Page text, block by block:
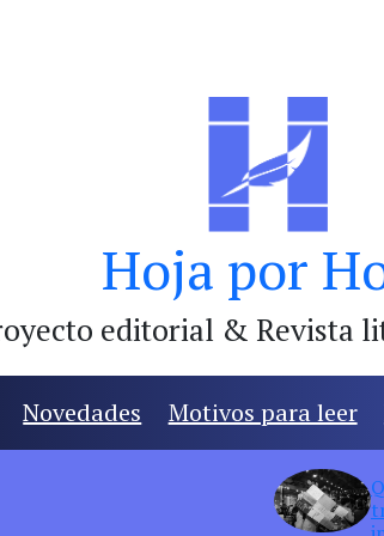
Hoja por
editorial & Revista
Novedades Motivos para leer